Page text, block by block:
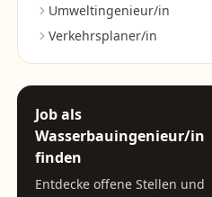
Umweltingenieur/in
Verkehrsplaner/in
Job als
Wasserbauingenieur/in
finden
Entdecke offene Stellen und